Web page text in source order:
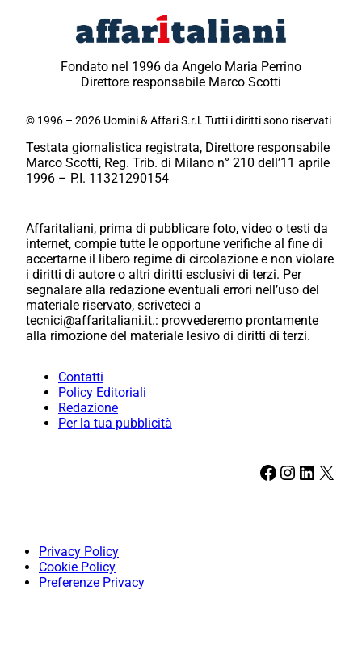
Fondato nel 1996 da Angelo Maria Perrino
Direttore responsabile Marco Scotti
© 1996 – 2026 Uomini & Affari S.r.l. Tutti i diritti sono riservati
Testata giornalistica registrata, Direttore responsabile
Marco Scotti, Reg. Trib. di Milano n° 210 dell’11 aprile
1996 – P.I. 11321290154
Affaritaliani, prima di pubblicare foto, video o testi da
internet, compie tutte le opportune verifiche al fine di
accertarne il libero regime di circolazione e non violare
i diritti di autore o altri diritti esclusivi di terzi. Per
segnalare alla redazione eventuali errori nell’uso del
materiale riservato, scriveteci a
tecnici@affaritaliani.it.: provvederemo prontamente
alla rimozione del materiale lesivo di diritti di terzi.
Contatti
Policy Editoriali
Redazione
Per la tua pubblicità
Facebook Instagram LinkedIn X
Privacy Policy
Cookie Policy
Preferenze Privacy